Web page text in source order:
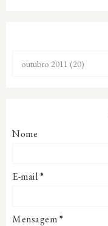
Nome
E-mail*
Mensagem*